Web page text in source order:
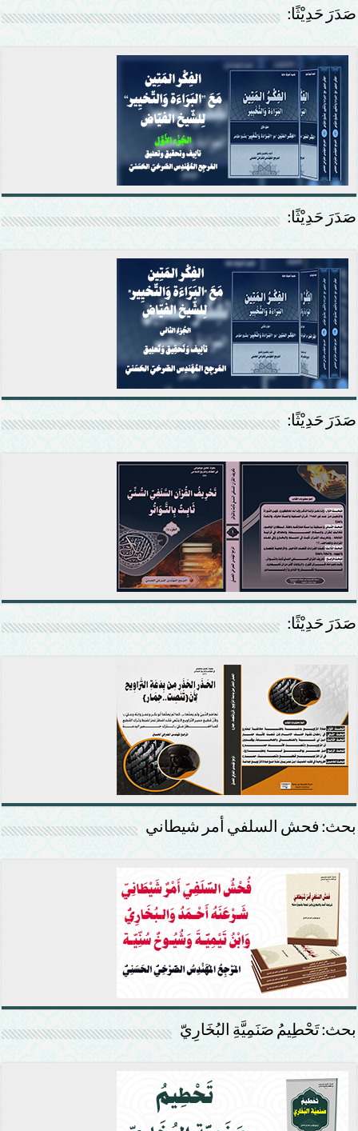
صَدَرَ حَدِيْثًا:
صَدَرَ حَدِيْثًا:
صَدَرَ حَدِيْثًا:
صَدَرَ حَدِيْثًا:
بحث: فحش السلفي أمر شيطاني
بحث: تَحْطِيمُ صَنَمِيَّةِ البُخَارِيّ